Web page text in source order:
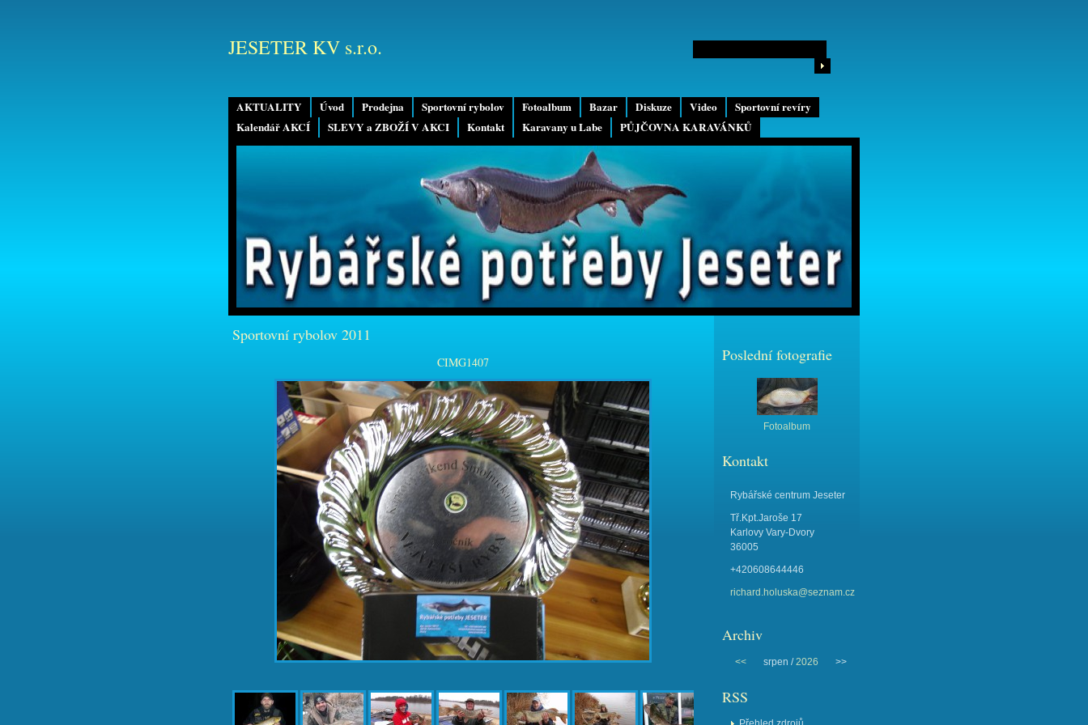
AKTUALITY Úvod Prodejna Sportovní rybolov Fotoalbum Bazar Diskuze Video
Sportovní revíry
Kalendář AKCÍ
SLEVY a ZBOŽÍ V AKCI Kontakt Karavany u Labe PŮJČOVNA KARAVÁNKŮ
JESETER KV s.r.o.
Sportovní rybolov 2011
CIMG1407 Poslední fotografie
Fotoalbum
Kontakt
Rybářské centrum Jeseter
Tř.Kpt.Jaroše 17
Karlovy Vary-Dvory
36005
+420608644446
richard.holuska@seznam.cz
Archiv
<< srpen /2026 >>
RSS